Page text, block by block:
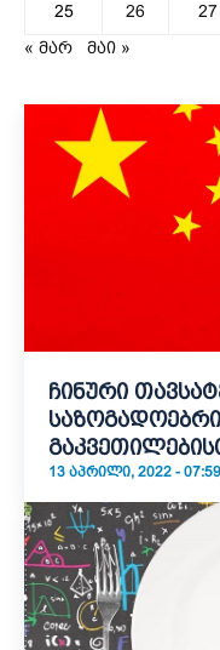
25 26 27
« მარ
მაი »
ჩინური
13 ᲐᲞᲠᲘᲚᲘ, 2022 - 07:59